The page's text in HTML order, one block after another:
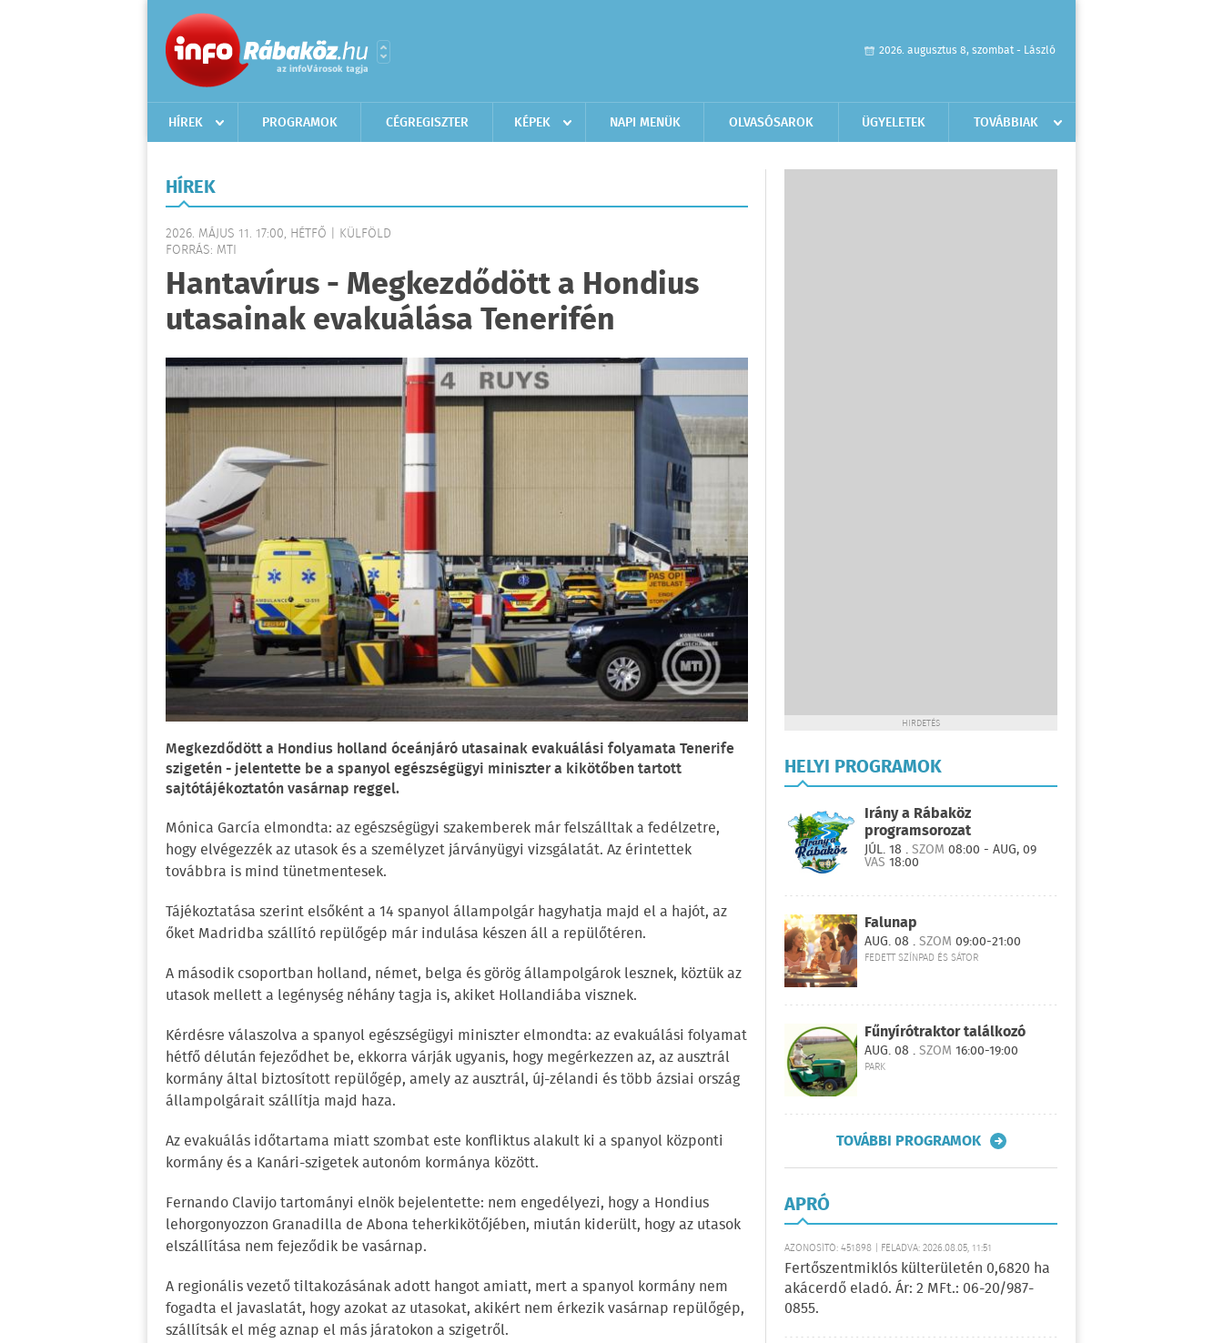
2026. augusztus 8, szombat - László
HÍREK PROGRAMOK CÉGREGISZTER KÉPEK NAPI MENÜK OLVASÓSAROK ÜGYELETEK TOVÁBBIAK
HÍREK
2026. MÁJUS 11. 17:00, HÉTFŐ | KÜLFÖLD
FORRÁS: MTI
Hantavírus - Megkezdődött a Hondius
utasainak evakuálása Tenerifén
Megkezdődött a Hondius holland óceánjáró utasainak evakuálási folyamata Tenerife
szigetén - jelentette be a spanyol egészségügyi miniszter a kikötőben tartott
sajtótájékoztatón vasárnap reggel.
Mónica García elmondta: az egészségügyi szakemberek már felszálltak a fedélzetre,
hogy elvégezzék az utasok és a személyzet járványügyi vizsgálatát. Az érintettek
továbbra is mind tünetmentesek.
Tájékoztatása szerint elsőként a 14 spanyol állampolgár hagyhatja majd el a hajót, az
őket Madridba szállító repülőgép már indulása készen áll a repülőtéren.
A második csoportban holland, német, belga és görög állampolgárok lesznek, köztük az
utasok mellett a legénység néhány tagja is, akiket Hollandiába visznek.
Kérdésre válaszolva a spanyol egészségügyi miniszter elmondta: az evakuálási folyamat
hétfő délután fejeződhet be, ekkorra várják ugyanis, hogy megérkezzen az, az ausztrál
kormány által biztosított repülőgép, amely az ausztrál, új-zélandi és több ázsiai ország
állampolgárait szállítja majd haza.
Az evakuálás időtartama miatt szombat este konfliktus alakult ki a spanyol központi
kormány és a Kanári-szigetek autonóm kormánya között.
Fernando Clavijo tartományi elnök bejelentette: nem engedélyezi, hogy a Hondius
lehorgonyozzon Granadilla de Abona teherkikötőjében, miután kiderült, hogy az utasok
elszállítása nem fejeződik be vasárnap.
A regionális vezető tiltakozásának adott hangot amiatt, mert a spanyol kormány nem
fogadta el javaslatát, hogy azokat az utasokat, akikért nem érkezik vasárnap repülőgép,
szállítsák el még aznap el más járatokon a szigetről.
HIRDETÉS
HELYI PROGRAMOK
Irány a Rábaköz
programsorozat
JÚL. 18 .SZOM 08:00 - AUG, 09
VAS 18:00
Falunap
AUG. 08 .SZOM 09:00-21:00
FEDETT SZÍNPAD ÉS SÁTOR
Fűnyírótraktor találkozó
AUG. 08 .SZOM 16:00-19:00
PARK
TOVÁBBI PROGRAMOK
APRÓ
AZONOSÍTÓ: 451898 | FELADVA: 2026.08.05, 11:51
Fertőszentmiklós külterületén 0,6820 ha
akácerdő eladó. Ár: 2 MFt.: 06-20/987-
0855.